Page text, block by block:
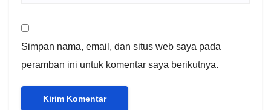
Simpan nama, email, dan situs web saya pada
peramban ini untuk komentar saya berikutnya.